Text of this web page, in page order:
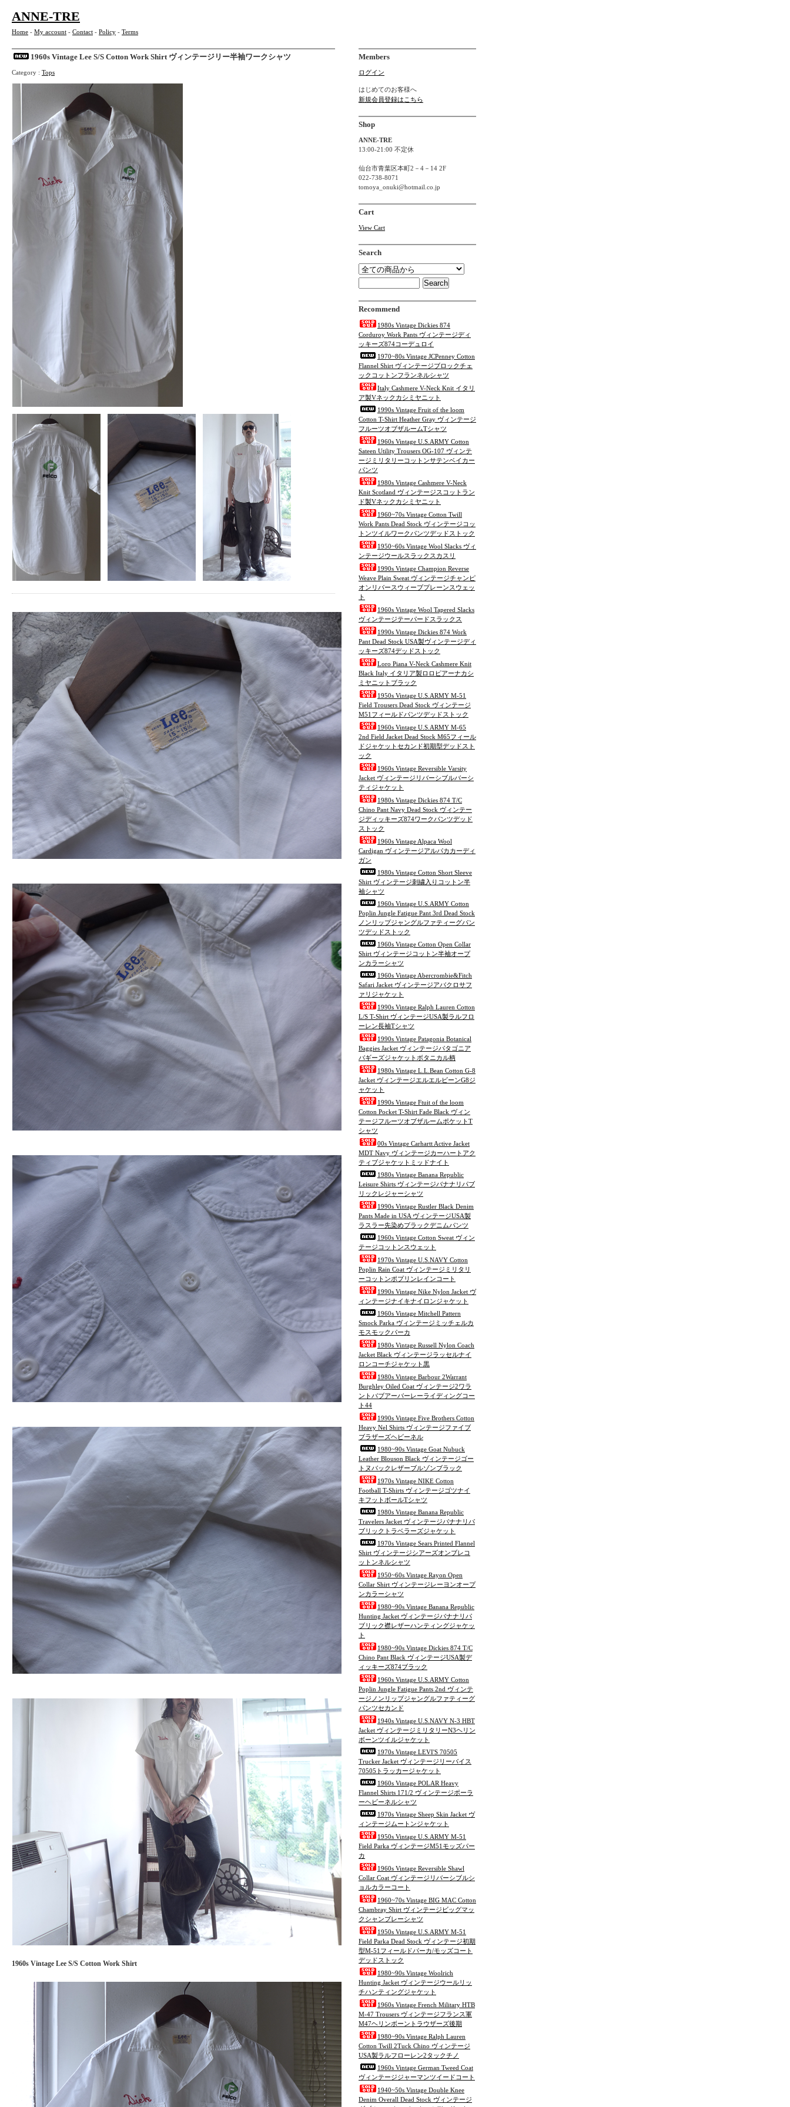
ANNE-TRE
Home - My account - Contact - Policy - Terms
1960s Vintage Lee S/S Cotton Work Shirt ヴィンテージリー半袖ワークシャツ
Category : Tops
1960s Vintage Lee S/S Cotton Work Shirt
Members
ログイン
はじめてのお客様へ
新規会員登録はこちら
Shop
ANNE-TRE
13:00-21:00 不定休
仙台市青葉区本町2－4－14 2F
022-738-8071
tomoya_onuki@hotmail.co.jp
Cart
View Cart
Search
Recommend
1980s Vintage Dickies 874
Corduroy Work Pants ヴィンテージディ
ッキーズ874コーデュロイ
1970~80s Vintage JCPenney Cotton
Flannel Shirt ヴィンテージブロックチェ
ックコットンフランネルシャツ
Italy Cashmere V-Neck Knit イタリ
ア製Vネックカシミヤニット
1990s Vintage Fruit of the loom
Cotton T-Shirt Heather Gray ヴィンテージ
フルーツオブザルームTシャツ
1960s Vintage U.S.ARMY Cotton
Sateen Utility Trousers OG-107 ヴィンテ
ージミリタリーコットンサテンベイカー
パンツ
1980s Vintage Cashmere V-Neck
Knit Scotland ヴィンテージスコットラン
ド製Vネックカシミヤニット
1960~70s Vintage Cotton Twill
Work Pants Dead Stock ヴィンテージコッ
トンツイルワークパンツデッドストック
1950~60s Vintage Wool Slacks ヴィ
ンテージウールスラックスカスリ
1990s Vintage Champion Reverse
Weave Plain Sweat ヴィンテージチャンピ
オンリバースウィーブプレーンスウェッ
ト
1960s Vintage Wool Tapered Slacks
ヴィンテージテーパードスラックス
1990s Vintage Dickies 874 Work
Pant Dead Stock USA製ヴィンテージディ
ッキーズ874デッドストック
Loro Piana V-Neck Cashmere Knit
Black Italy イタリア製ロロピアーナカシ
ミヤニットブラック
1950s Vintage U.S.ARMY M-51
Field Trousers Dead Stock ヴィンテージ
M51フィールドパンツデッドストック
1960s Vintage U.S.ARMY M-65
2nd Field Jacket Dead Stock M65フィール
ドジャケットセカンド初期型デッドスト
ック
1960s Vintage Reversible Varsity
Jacket ヴィンテージリバーシブルバーシ
ティジャケット
1980s Vintage Dickies 874 T/C
Chino Pant Navy Dead Stock ヴィンテー
ジディッキーズ874ワークパンツデッド
ストック
1960s Vintage Alpaca Wool
Cardigan ヴィンテージアルパカカーディ
ガン
1980s Vintage Cotton Short Sleeve
Shirt ヴィンテージ刺繍入りコットン半
袖シャツ
1960s Vintage U.S.ARMY Cotton
Poplin Jungle Fatigue Pant 3rd Dead Stock
ノンリップジャングルファティーグパン
ツデッドストック
1960s Vintage Cotton Open Collar
Shirt ヴィンテージコットン半袖オープ
ンカラーシャツ
1960s Vintage Abercrombie&Fitch
Safari Jacket ヴィンテージアバクロサフ
ァリジャケット
1990s Vintage Ralph Lauren Cotton
L/S T-Shirt ヴィンテージUSA製ラルフロ
ーレン長袖Tシャツ
1990s Vintage Patagonia Botanical
Baggies Jacket ヴィンテージパタゴニア
バギーズジャケットボタニカル柄
1980s Vintage L.L.Bean Cotton G-8
Jacket ヴィンテージエルエルビーンG8ジ
ャケット
1990s Vintage Ftuit of the loom
Cotton Pocket T-Shirt Fade Black ヴィン
テージフルーツオブザルームポケットT
シャツ
00s Vintage Carhartt Active Jacket
MDT Navy ヴィンテージカーハートアク
ティブジャケットミッドナイト
1980s Vintage Banana Republic
Leisure Shirts ヴィンテージバナナリパブ
リックレジャーシャツ
1990s Vintage Rustler Black Denim
Pants Made in USA ヴィンテージUSA製
ラスラー先染めブラックデニムパンツ
1960s Vintage Cotton Sweat ヴィン
テージコットンスウェット
1970s Vintage U.S.NAVY Cotton
Poplin Rain Coat ヴィンテージミリタリ
ーコットンポプリンレインコート
1990s Vintage Nike Nylon Jacket ヴ
ィンテージナイキナイロンジャケット
1960s Vintage Mitchell Pattern
Smock Parka ヴィンテージミッチェルカ
モスモックパーカ
1980s Vintage Russell Nylon Coach
Jacket Black ヴィンテージラッセルナイ
ロンコーチジャケット黒
1980s Vintage Barbour 2Warrant
Burghley Oiled Coat ヴィンテージ2ワラ
ントバブアーバーレーライディングコー
ト44
1990s Vintage Five Brothers Cotton
Heavy Nel Shirts ヴィンテージファイブ
ブラザーズヘビーネル
1980~90s Vintage Goat Nubuck
Leather Blouson Black ヴィンテージゴー
トヌバックレザーブルゾンブラック
1970s Vintage NIKE Cotton
Football T-Shirts ヴィンテージゴツナイ
キフットボールTシャツ
1980s Vintage Banana Republic
Travelers Jacket ヴィンテージバナナリパ
ブリックトラベラーズジャケット
1970s Vintage Sears Printed Flannel
Shirt ヴィンテージシアーズオンブレコ
ットンネルシャツ
1950~60s Vintage Rayon Open
Collar Shirt ヴィンテージレーヨンオープ
ンカラーシャツ
1980~90s Vintage Banana Republic
Hunting Jacket ヴィンテージバナナリパ
ブリック襟レザーハンティングジャケッ
ト
1980~90s Vintage Dickies 874 T/C
Chino Pant Black ヴィンテージUSA製デ
ィッキーズ874ブラック
1960s Vintage U.S.ARMY Cotton
Poplin Jungle Fatigue Pants 2nd ヴィンテ
ージノンリップジャングルファティーグ
パンツセカンド
1940s Vintage U.S.NAVY N-3 HBT
Jacket ヴィンテージミリタリーN3ヘリン
ボーンツイルジャケット
1970s Vintage LEVI'S 70505
Trucker Jacket ヴィンテージリーバイス
70505トラッカージャケット
1960s Vintage POLAR Heavy
Flannel Shirts 171/2 ヴィンテージポーラ
ーヘビーネルシャツ
1970s Vintage Sheep Skin Jacket ヴ
ィンテージムートンジャケット
1950s Vintage U.S.ARMY M-51
Field Parka ヴィンテージM51モッズパー
カ
1960s Vintage Reversible Shawl
Collar Coat ヴィンテージリバーシブルシ
ョルカラーコート
1960~70s Vintage BIG MAC Cotton
Chambray Shirt ヴィンテージビッグマッ
クシャンブレーシャツ
1950s Vintage U.S.ARMY M-51
Field Parka Dead Stock ヴィンテージ初期
型M-51フィールドパーカ/モッズコート
デッドストック
1980~90s Vintage Woolrich
Hunting Jacket ヴィンテージウールリッ
チハンティングジャケット
1960s Vintage French Military HTB
M-47 Trousers ヴィンテージフランス軍
M47ヘリンボーントラウザーズ後期
1980~90s Vintage Ralph Lauren
Cotton Twill 2Tuck Chino ヴィンテージ
USA製ラルフローレン2タックチノ
1960s Vintage German Tweed Coat
ヴィンテージジャーマンツイードコート
1940~50s Vintage Double Knee
Denim Overall Dead Stock ヴィンテージ